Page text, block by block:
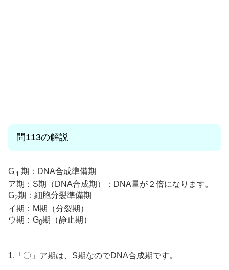
問113の解説
G １ 期：DNA合成準備期
ア期：S期（DNA合成期）：DNA量が２倍になります。
G2期：細胞分裂準備期
イ期：M期（分裂期）
ウ期：G0期（静止期）
1.「〇」ア期は、S期なのでDNA合成期です。